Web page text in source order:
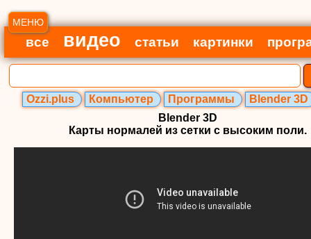
МЕНЮ
все видео статьи картинки
Ozzi.plus Компьютер Программы
Blender 3D
Blender 3D
Карты нормалей из сетки с высоким поли.